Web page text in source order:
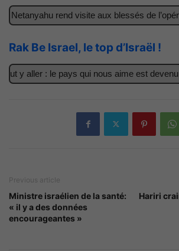
rend visite aux blessés de
Rak Be Israel, le top d’Israël !
y aller : le pays qui nous aime est devenu
Previous article
Ministre israélien de la santé:
« il y a des données
encourageantes »
Hariri